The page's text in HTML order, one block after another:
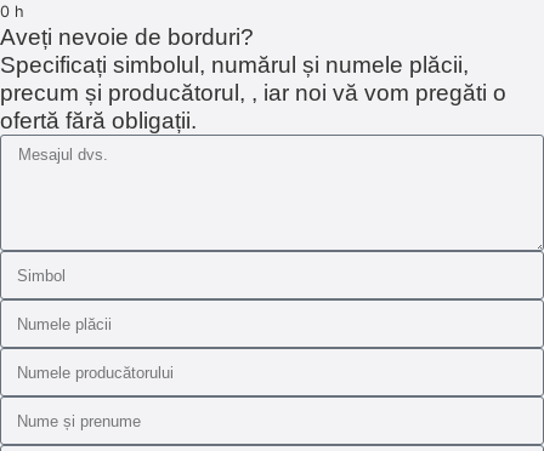
0 h
Aveți nevoie de borduri?
Specificați simbolul, numărul și numele plăcii,
precum și producătorul, , iar noi vă vom pregăti o
ofertă fără obligații.